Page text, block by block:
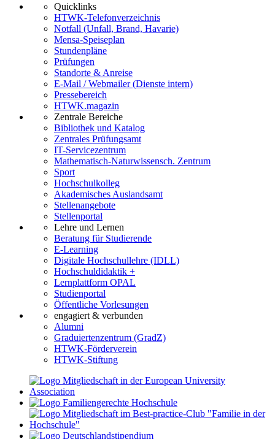
Quicklinks
HTWK-Telefonverzeichnis
Notfall (Unfall, Brand, Havarie)
Mensa-Speiseplan
Stundenpläne
Prüfungen
Standorte & Anreise
E-Mail / Webmailer (Dienste intern)
Pressebereich
HTWK.magazin
Zentrale Bereiche
Bibliothek und Katalog
Zentrales Prüfungsamt
IT-Servicezentrum
Mathematisch-Naturwissensch. Zentrum
Sport
Hochschulkolleg
Akademisches Auslandsamt
Stellenangebote
Stellenportal
Lehre und Lernen
Beratung für Studierende
E-Learning
Digitale Hochschullehre (IDLL)
Hochschuldidaktik +
Lernplattform OPAL
Studienportal
Öffentliche Vorlesungen
engagiert & verbunden
Alumni
Graduiertenzentrum (GradZ)
HTWK-Förderverein
HTWK-Stiftung